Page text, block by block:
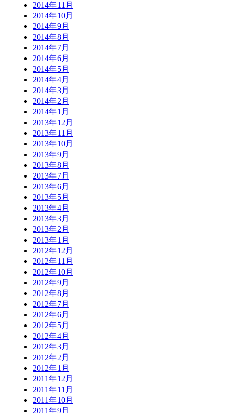
2014年11月
2014年10月
2014年9月
2014年8月
2014年7月
2014年6月
2014年5月
2014年4月
2014年3月
2014年2月
2014年1月
2013年12月
2013年11月
2013年10月
2013年9月
2013年8月
2013年7月
2013年6月
2013年5月
2013年4月
2013年3月
2013年2月
2013年1月
2012年12月
2012年11月
2012年10月
2012年9月
2012年8月
2012年7月
2012年6月
2012年5月
2012年4月
2012年3月
2012年2月
2012年1月
2011年12月
2011年11月
2011年10月
2011年9月